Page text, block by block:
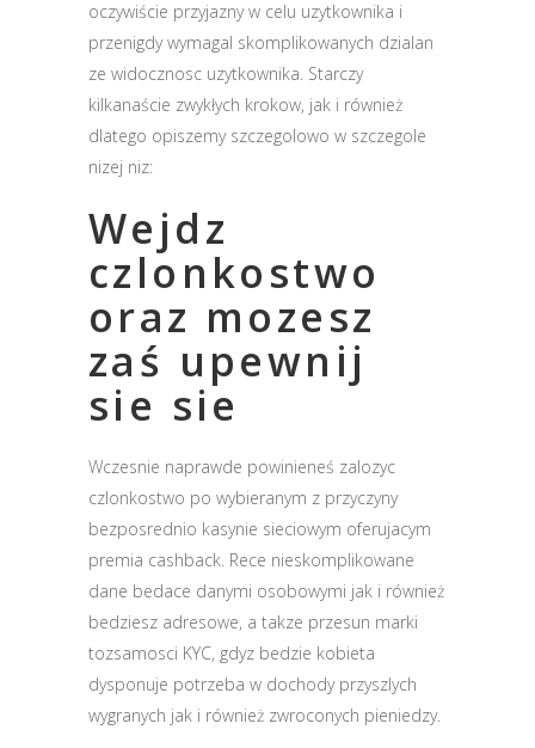
oczywiście przyjazny w celu uzytkownika i
przenigdy wymagal skomplikowanych dzialan
ze widocznosc uzytkownika. Starczy
kilkanaście zwykłych krokow, jak i również
dlatego opiszemy szczegolowo w szczegole
nizej niz:
Wejdz
czlonkostwo
oraz mozesz
zaś upewnij
sie sie
Wczesnie naprawde powinieneś zalozyc
czlonkostwo po wybieranym z przyczyny
bezposrednio kasynie sieciowym oferujacym
premia cashback. Rece nieskomplikowane
dane bedace danymi osobowymi jak i również
bedziesz adresowe, a takze przesun marki
tozsamosci KYC, gdyz bedzie kobieta
dysponuje potrzeba w dochody przyszlych
wygranych jak i również zwroconych pieniedzy.